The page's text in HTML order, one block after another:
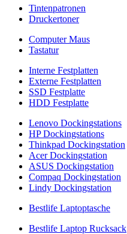
Tintenpatronen
Druckertoner
Computer Maus
Tastatur
Interne Festplatten
Externe Festplatten
SSD Festplatte
HDD Festplatte
Lenovo Dockingstations
HP Dockingstations
Thinkpad Dockingstation
Acer Dockingstation
ASUS Dockingstation
Compaq Dockingstation
Lindy Dockingstation
Bestlife Laptoptasche
Bestlife Laptop Rucksack